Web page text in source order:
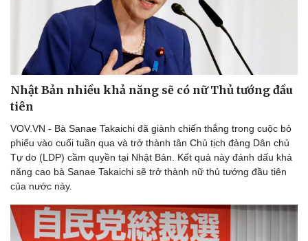
Nhật Bản nhiều khả năng sẽ có nữ Thủ tướng đầu
tiên
VOV.VN - Bà Sanae Takaichi đã giành chiến thắng trong cuộc bỏ
phiếu vào cuối tuần qua và trở thành tân Chủ tịch đảng Dân chủ
Tự do (LDP) cầm quyền tại Nhật Bản. Kết quả này đánh dấu khả
năng cao bà Sanae Takaichi sẽ trở thành nữ thủ tướng đầu tiên
của nước này.